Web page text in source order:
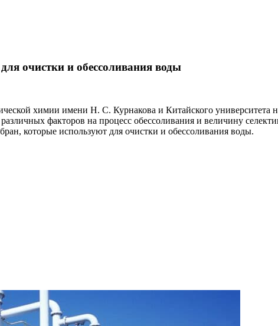
очистки и обессоливания воды
химии имени Н. С. Курнакова и Китайского университета
факторов на процесс обессоливания и величину
которые используют для очистки и обессоливания воды.